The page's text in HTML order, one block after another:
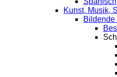
Kunst, Musik,
Bildende